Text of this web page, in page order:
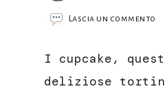
Lascia un commento
e
I cupcake,
deliziose